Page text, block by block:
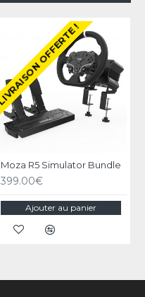
LIVRAISON OFFERTE !
Moza R5 Simulator Bundle
399.00€
Ajouter au panier